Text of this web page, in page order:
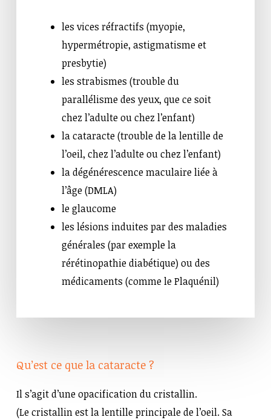
les vices réfractifs (myopie,
hypermétropie, astigmatisme et
presbytie)
les strabismes (trouble du
parallélisme des yeux, que ce soit
chez l’adulte ou chez l’enfant)
la cataracte (trouble de la lentille de
l’oeil, chez l’adulte ou chez l’enfant)
la dégénérescence maculaire liée à
l’âge (DMLA)
le glaucome
les lésions induites par des maladies
générales (par exemple la
rérétinopathie diabétique) ou des
médicaments (comme le Plaquénil)
Qu’est ce que la cataracte ?
Il s’agit d’une opacification du cristallin.
(Le cristallin est la lentille principale de l’oeil. Sa